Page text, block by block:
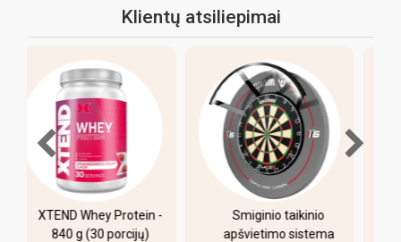
Klientų atsiliepimai
Smiginio taikinio
apšvietimo sistema
Pulo stalas Bilaro
Winner 7 pėdų